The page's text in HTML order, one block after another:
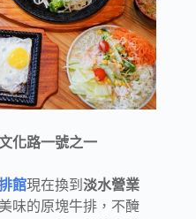
化路一號之一
館現在換到 淡水營業
味的原塊牛排，不醃